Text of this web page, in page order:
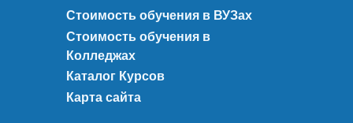
Стоимость обучения в ВУЗах
Стоимость обучения в
Колледжах
Каталог Курсов
Карта сайта